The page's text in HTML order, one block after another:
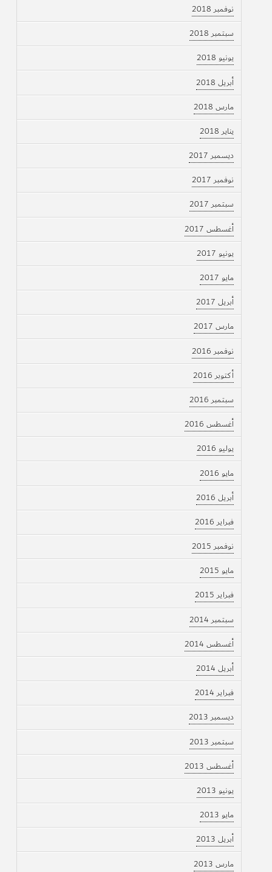
نوفمبر 2018
سبتمبر 2018
يونيو 2018
أبريل 2018
مارس 2018
يناير 2018
ديسمبر 2017
نوفمبر 2017
سبتمبر 2017
أغسطس 2017
يونيو 2017
مايو 2017
أبريل 2017
مارس 2017
نوفمبر 2016
أكتوبر 2016
سبتمبر 2016
أغسطس 2016
يوليو 2016
مايو 2016
أبريل 2016
فبراير 2016
نوفمبر 2015
مايو 2015
فبراير 2015
سبتمبر 2014
أغسطس 2014
أبريل 2014
فبراير 2014
ديسمبر 2013
سبتمبر 2013
أغسطس 2013
يونيو 2013
مايو 2013
أبريل 2013
مارس 2013